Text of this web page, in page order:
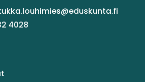
4028